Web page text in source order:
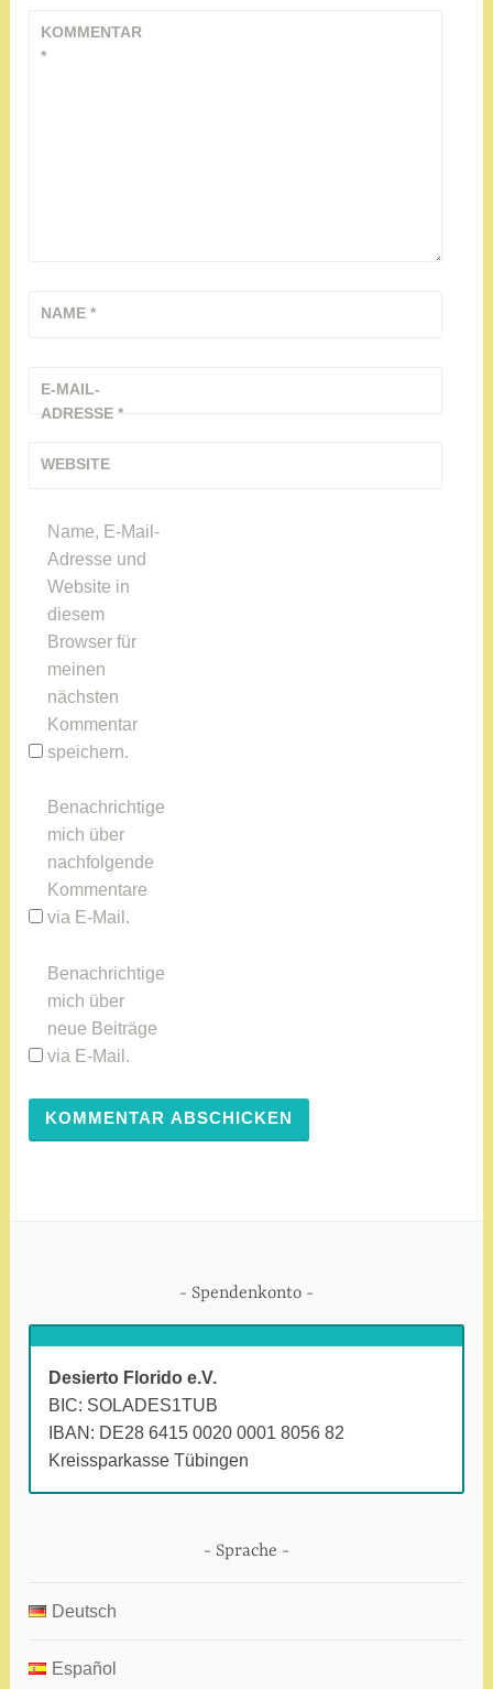
KOMMENTAR
*
NAME*
E-MAIL-
ADRESSE*
WEBSITE
Name, E-Mail-
Adresse und
Website in
diesem
Browser für
meinen
nächsten
Kommentar
speichern.
Benachrichtige
mich über
nachfolgende
Kommentare
via E-Mail.
Benachrichtige
mich über
neue Beiträge
via E-Mail.
Spendenkonto
Desierto Florido e.V.
BIC: SOLADES1TUB
IBAN: DE28 6415 0020 0001 8056 82
Kreissparkasse Tübingen
Sprache
Deutsch
Español